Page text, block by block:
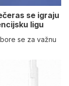
se igraju
ligu
se za važnu